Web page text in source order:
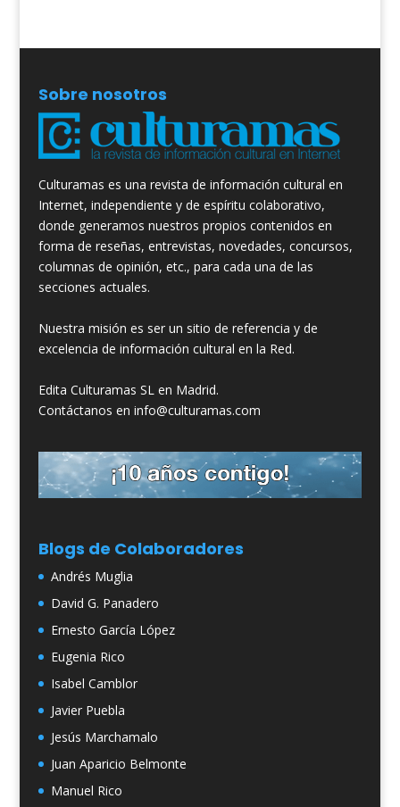
Sobre nosotros
Culturamas es una revista de información cultural en
Internet, independiente y de espíritu colaborativo,
donde generamos nuestros propios contenidos en
forma de reseñas, entrevistas, novedades, concursos,
columnas de opinión, etc., para cada una de las
secciones actuales.
Nuestra misión es ser un sitio de referencia y de
excelencia de información cultural en la Red.
Edita Culturamas SL en Madrid.
Contáctanos en info@culturamas.com
Blogs de Colaboradores
Andrés Muglia
David G. Panadero
Ernesto García López
Eugenia Rico
Isabel Camblor
Javier Puebla
Jesús Marchamalo
Juan Aparicio Belmonte
Manuel Rico